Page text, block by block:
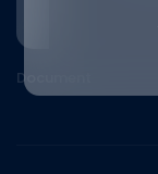
Document